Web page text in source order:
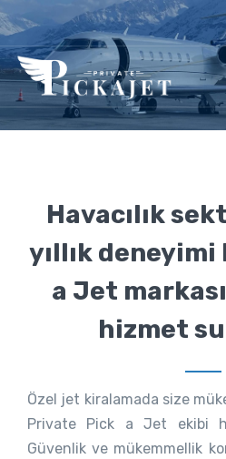
Havacılık
yıllık
a Jet
hizmet
Özel jet kiralamada size
Private Pick a Jet ekibi
Güvenlik ve mükemmellik